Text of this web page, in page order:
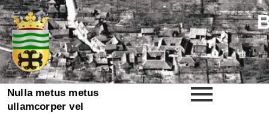
Nulla metus metus
ullamcorper vel